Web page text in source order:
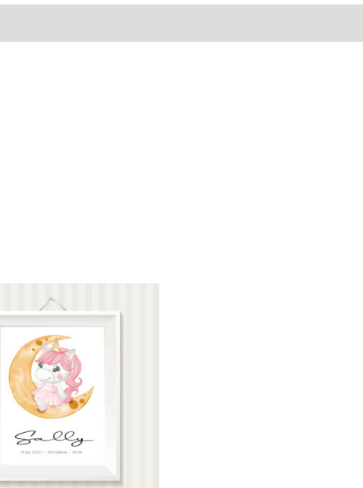
79,00 kr
till
199,00 kr